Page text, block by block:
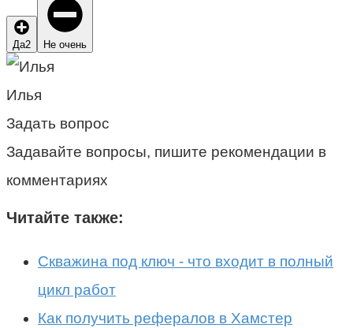
Да2 Не очень
Илья
Задать вопрос
Задавайте вопросы, пишите рекомендации в
комментариях
Читайте также:
Скважина под ключ - что входит в полный
цикл работ
Как получить рефералов в Хамстер